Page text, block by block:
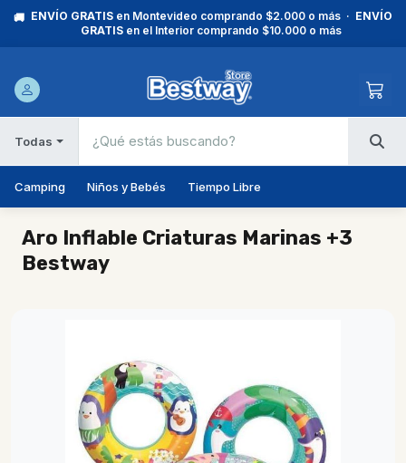
🚚 ENVÍO GRATISen Montevideo comprando $2.000 o más · ENVÍO
GRATIS en el Interior comprando $10.000 o más
Todas
Camping Niños y Bebés Tiempo Libre
Aro Inflable Criaturas Marinas +3
Bestway